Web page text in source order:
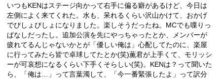
いつもKENはステージ向かって右手に偏る癖があるけど、今日は
左側によく来てくれた。水も、呆れるくらい沢山かけて、おかげ
でびしょびしょになりました。楽しそうだったね。MCでも喋りっ
ぱなしだったし。追加公演を先にやっちゃったとか、メンバーが
疲れてるんじゃないかとが「優しい俺は」心配してたのに、楽屋
に行ってみたら皆で卓球してたとか(笑)薫君が上手くて、モリッシ
ーが可哀想になるくらい下手くそらしい(笑)。KENは？って聞いた
ら、「俺は…」って言葉濁して、「今一番緊張したよ」って訳分